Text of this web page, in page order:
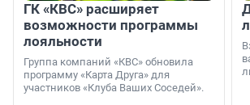
ГК «КВС» расширяет
возможности программы
лояльности
Группа компаний «КВС» обновила
программу «Карта Друга» для
участников «Клуба Ваших Соседей».